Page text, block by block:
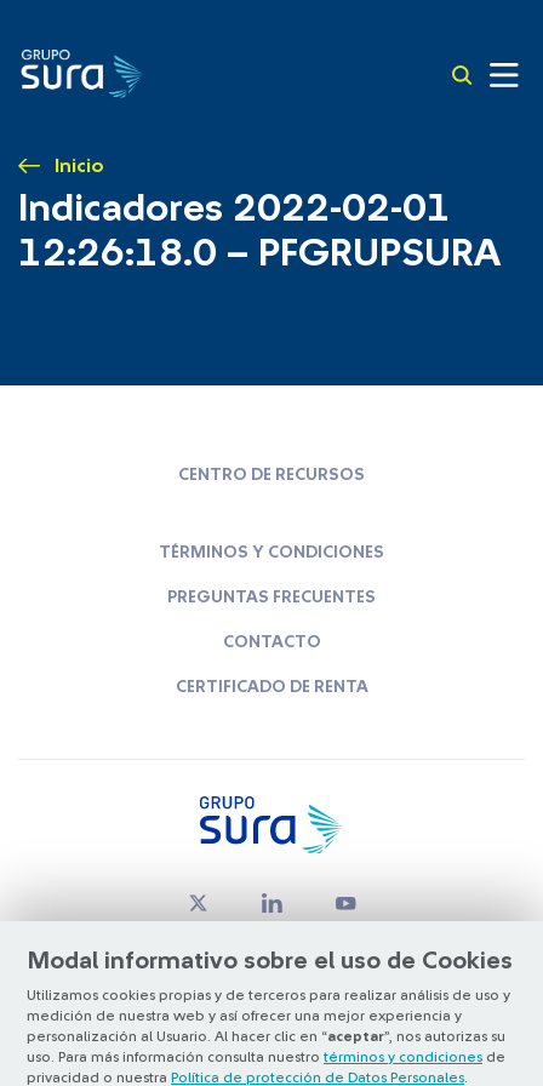
Inicio
Indicadores 2022-02-01
12:26:18.0 – PFGRUPSURA
Modal informativo sobre el uso de Cookies
Utilizamos cookies propias y de terceros para realizar análisis de uso y
medición de nuestra web y así ofrecer una mejor experiencia y
personalización al Usuario. Al hacer clic en “aceptar”, nos autorizas su
uso. Para más información consulta nuestro términos y condiciones de
privacidad o nuestra Política de protección de Datos Personales
CENTRO DE RECURSOS
TÉRMINOS Y CONDICIONES
PREGUNTAS FRECUENTES
CONTACTO
CERTIFICADO DE RENTA
© Copyright Grupo SURA 2026